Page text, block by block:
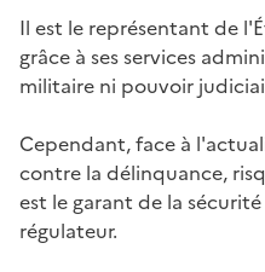
Il est le représentant de
grâce à ses services
militaire ni pouvoir
Cependant, face à
contre la délinquance,
est le garant de la
régulateur.